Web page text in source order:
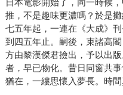
日本電影開始了，同一時候
推，不是趣味更濃嗎？於是
七五年起，一連在《大成》
到四五年止。嗣後，束諸高
方由黎漢傑君撿出，予以出
者，早已物化。昔日同窗共
猶在，一縷思懷入夢長。時間